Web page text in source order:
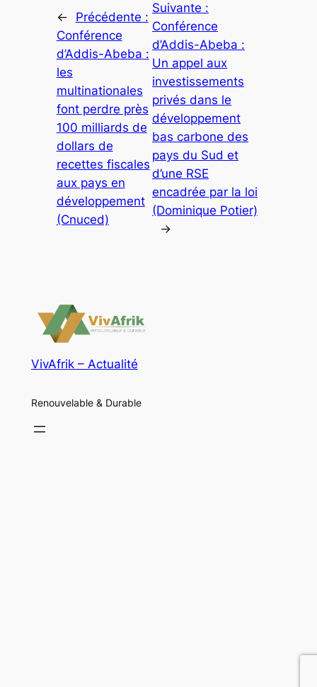
←
Précédente :
Conférence
d’Addis-Abeba :
les
multinationales
font perdre près
100 milliards de
dollars de
recettes fiscales
aux pays en
développement
(Cnuced)
Suivante :
Conférence
d’Addis-Abeba :
Un appel aux
investissements
privés dans le
développement
bas carbone des
pays du Sud et
d’une RSE
encadrée par la loi
(Dominique Potier)
→
VivAfrik – Actualité
Renouvelable & Durable